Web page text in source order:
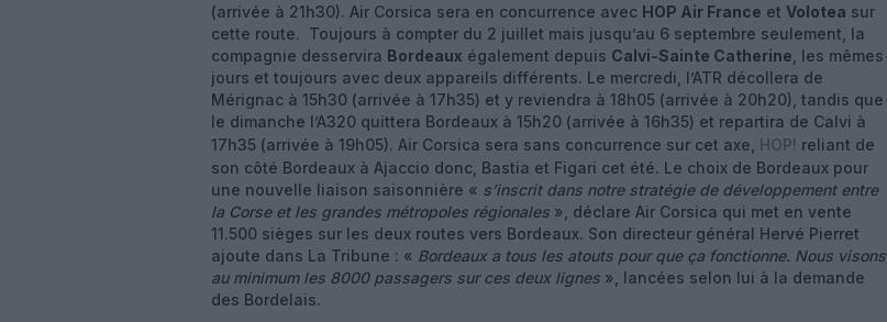
(arrivée à 21h30). Air Corsica sera en concurrence avec HOP Air France et Volotea sur
cette route. Toujours à compter du 2 juillet mais jusqu’au 6 septembre seulement, la
compagnie desservira Bordeaux également depuis Calvi-Sainte Catherine , les mêmes
jours et toujours avec deux appareils différents. Le mercredi, l’ATR décollera de
Mérignac à 15h30 (arrivée à 17h35) et y reviendra à 18h05 (arrivée à 20h20), tandis que
le dimanche l’A320 quittera Bordeaux à 15h20 (arrivée à 16h35) et repartira de Calvi à
17h35 (arrivée à 19h05). Air Corsica sera sans concurrence sur cet axe, HOP! reliant de
son côté Bordeaux à Ajaccio donc, Bastia et Figari cet été. Le choix de Bordeaux pour
une nouvelle liaison saisonnière « s’inscrit dans notre stratégie de développement entre
la Corse et les grandes métropoles régionales », déclare Air Corsica qui met en vente
11.500 sièges sur les deux routes vers Bordeaux. Son directeur général Hervé Pierret
ajoute dans La Tribune : « Bordeaux a tous les atouts pour que ça fonctionne. Nous visons
au minimum les 8000 passagers sur ces deux lignes », lancées selon lui à la demande
des Bordelais.